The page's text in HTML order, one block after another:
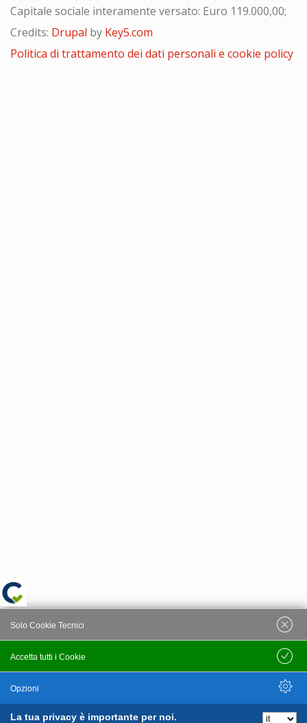
Capitale sociale interamente versato: Euro 119.000,00;
Credits: Drupal by Key5.com
Politica di trattamento dei dati personali e cookie policy
La tua privacy è importante per noi.
Accetta tutti i Cookie
Solo Cookie Tecnici
Salva
Opzioni
Nascondi Opzioni